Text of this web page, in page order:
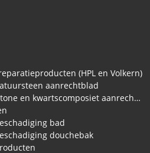
(HPL en Volkern)
aanrechtblad
Reparatie van Dekton, Silestone en kwartscomposiet aanrechtbladen
bad
douchebak